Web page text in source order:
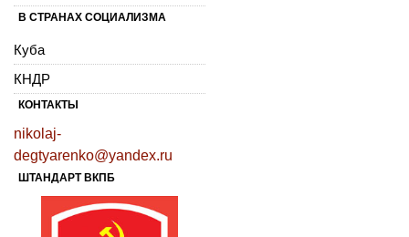
В СТРАНАХ СОЦИАЛИЗМА
Куба
КНДР
КОНТАКТЫ
nikolaj-
degtyarenko@yandex.ru
ШТАНДАРТ ВКПБ